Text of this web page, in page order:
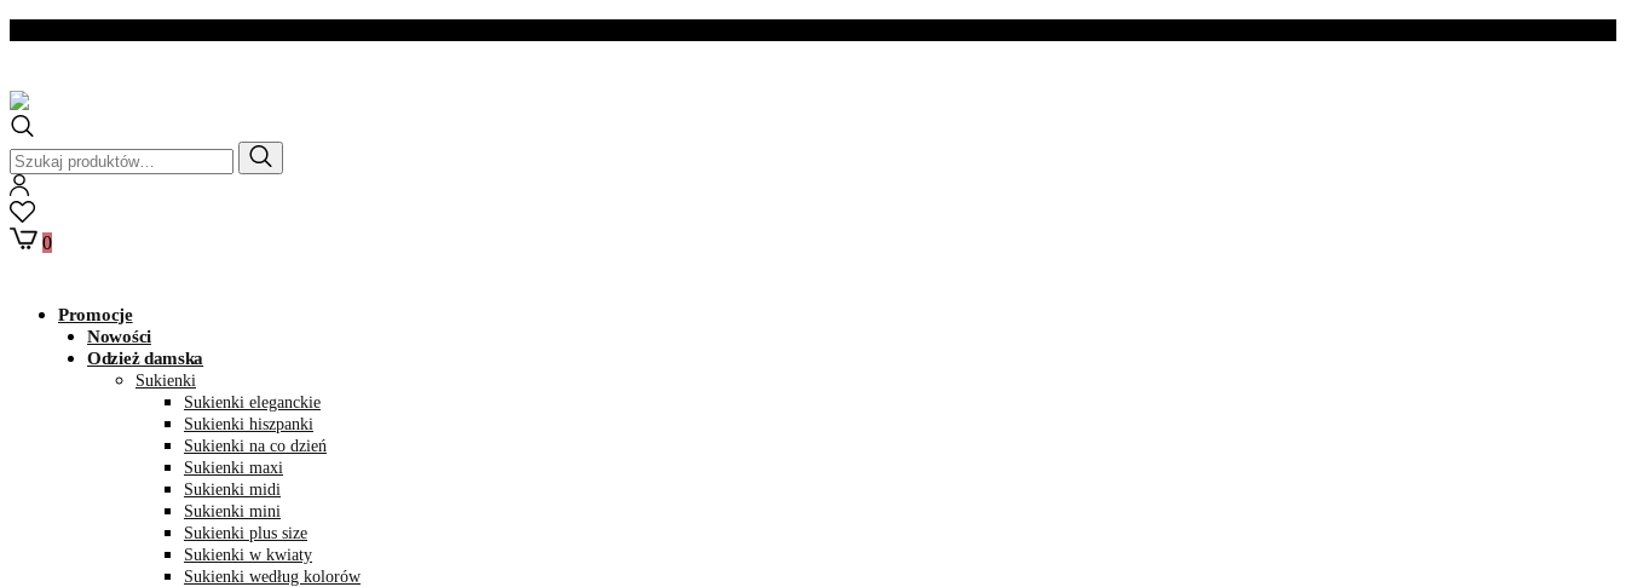
Szukaj:
0
Promocje
Nowości
Odzież damska
Sukienki
Sukienki eleganckie
Sukienki hiszpanki
Sukienki na co dzień
Sukienki maxi
Sukienki midi
Sukienki mini
Sukienki plus size
Sukienki w kwiaty
Sukienki według kolorów